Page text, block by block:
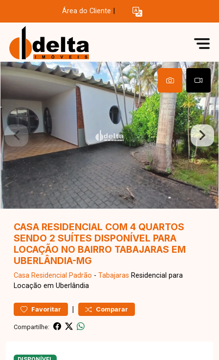
Área do Cliente
CASA RESIDENCIAL COM 4 QUARTOS
SENDO 2 SUÍTES DISPONÍVEL PARA
LOCAÇÃO NO BAIRRO TABAJARAS EM
UBERLÂNDIA-MG
Casa Residencial Padrão - Tabajaras Residencial para
Locação em Uberlândia
Favoritar | Comparar
Compartilhe: